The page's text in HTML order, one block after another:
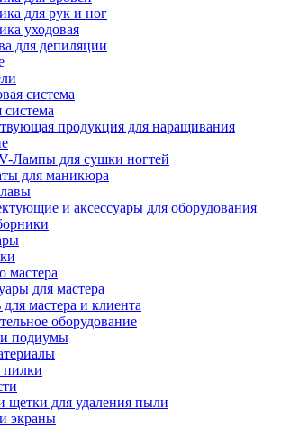
для рук и ног
уходовая
для депиляции
система
система
продукция для наращивания
Лампы для сушки ногтей
для маникюра
и аксессуары для оборудования
мастера
для мастера
мастера и клиента
оборудование
подиумы
щетки для удаления пыли
экраны